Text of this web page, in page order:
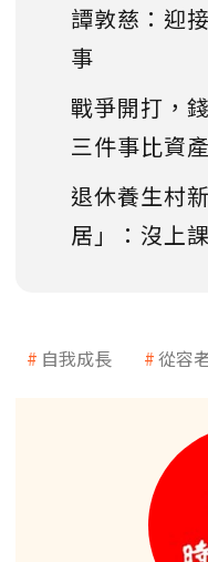
譚敦慈：迎
事
戰爭開打，
三件事比資
退休養生村
居」：沒上
自我成長 從容